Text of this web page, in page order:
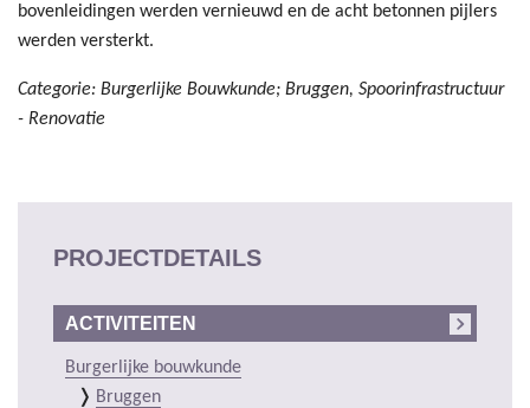
bovenleidingen werden vernieuwd en de acht betonnen pijlers
werden versterkt.
Categorie: Burgerlijke Bouwkunde; Bruggen, Spoorinfrastructuur
- Renovatie
PROJECTDETAILS
ACTIVITEITEN
Burgerlijke bouwkunde
Bruggen